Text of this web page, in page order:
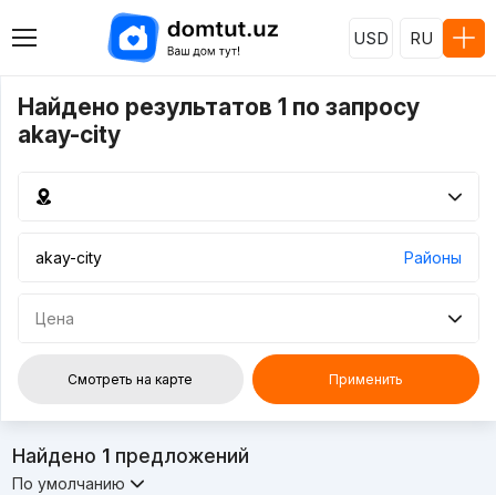
USD RU
Найдено результатов 1 по запросу
akay-city
Районы
Цена
Смотреть на карте Применить
Найдено 1предложений
По умолчанию